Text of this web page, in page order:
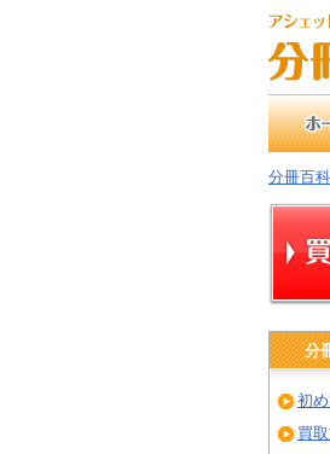
分冊百
分
初
買